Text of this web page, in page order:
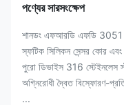
পণ্যের সারসংক্ষেপ
শানডং এফআরডি এফডি 3051 এস
স্ফটিক সিলিকন সেন্সর কোর
পুরো ডিভাইস 316 স্টেইনলেস
অগ্নিরোধী দ্বৈত বিস্ফোরণ-
...